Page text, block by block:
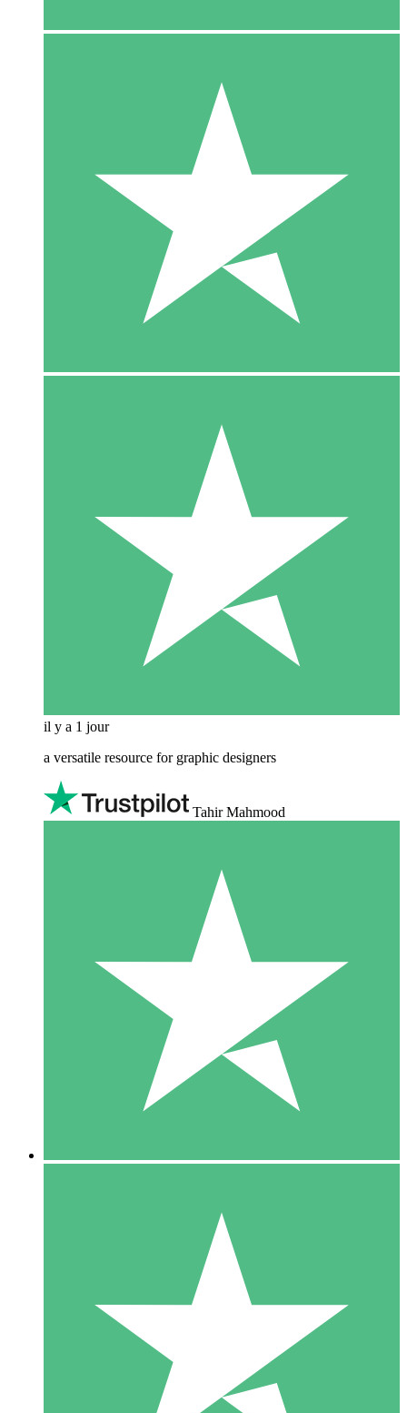
il y a 1 jour
a versatile resource for graphic designers
Tahir Mahmood